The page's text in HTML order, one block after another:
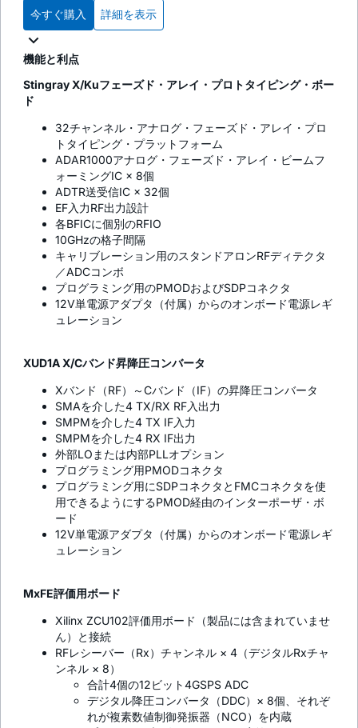
今すぐ購入 詳細を表示
機能と利点
Stingray X/Kuフェーズド・アレイ・プロトタイピング・ボー
ド
32チャンネル・アナログ・フェーズド・アレイ・プロ
トタイピング・プラットフォーム
ADAR1000アナログ・フェーズド・アレイ・ビームフ
ォーミングIC × 8個
ADTR送受信IC × 32個
EF入力RF出力設計
各BFICに個別のRFIO
10GHzの格子間隔
キャリブレーション用のスタンドアロンRFディテクタ
／ADCコンボ
プログラミング用のPMODおよびSDPコネクタ
12V単電源アダプタ（付属）からのオンボード電源レギ
ュレーション
XUD1A X/Cバンド昇降圧コンバータ
Xバンド（RF）～Cバンド（IF）の昇降圧コンバータ
SMAを介した4 TX/RX RF入出力
SMPMを介した4 TX IF入力
SMPMを介した4 RX IF出力
外部LOまたは内部PLLオプション
プログラミング用PMODコネクタ
プログラミング用にSDPコネクタとFMCコネクタを使
用できるようにするPMOD経由のインターポーザ・ボ
ード
12V単電源アダプタ（付属）からのオンボード電源レギ
ュレーション
MxFE評価用ボード
Xilinx ZCU102評価用ボード（製品には含まれていませ
ん）と接続
RFレシーバー（Rx）チャンネル × 4（デジタルRxチャ
ンネル × 8）
合計4個の12ビット4GSPS ADC
デジタル降圧コンバータ（DDC）× 8個、それぞ
れが複素数値制御発振器（NCO）を内蔵